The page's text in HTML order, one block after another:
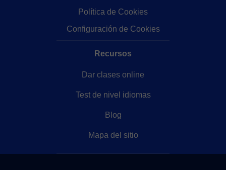
Política de Cookies
Configuración de Cookies
Recursos
Dar clases online
Test de nivel idiomas
Blog
Mapa del sitio